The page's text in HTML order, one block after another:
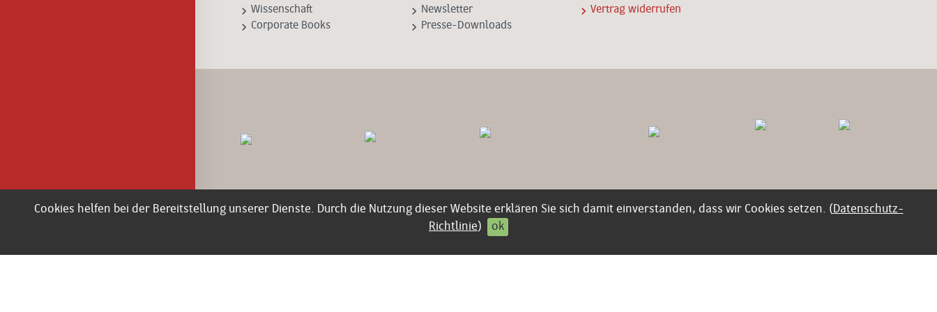
Cookies helfen bei der Bereitstellung unserer Dienste. Durch die Nutzung dieser Website erklären Sie sich damit einverstanden, dass wir Cookies setzen. ( Datenschutz-
Richtlinie) ok
keyboard_arrow_right Wissenschaft
keyboard_arrow_right Corporate Books
keyboard_arrow_right Newsletter
keyboard_arrow_right Presse-Downloads
keyboard_arrow_right Vertrag widerrufen